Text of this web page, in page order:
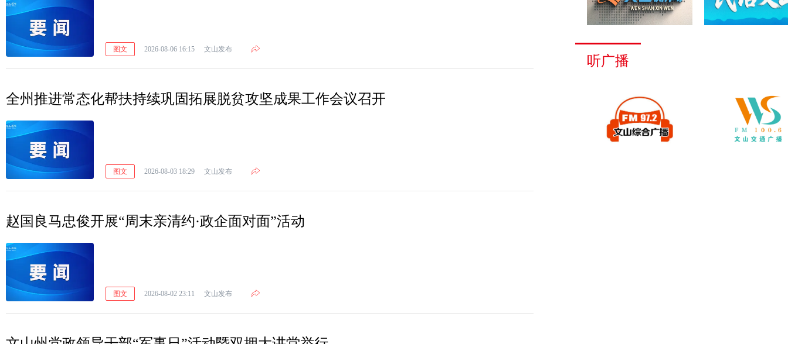
图文 2026-08-06 16:15 文山发布
全州推进常态化帮扶持续巩固拓展脱贫攻坚成果工作会议召开
图文 2026-08-03 18:29 文山发布
赵国良马忠俊开展“周末亲清约·政企面对面”活动
图文 2026-08-02 23:11 文山发布
听广播